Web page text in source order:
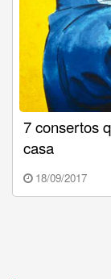
7 consertos
casa
18/09/2017